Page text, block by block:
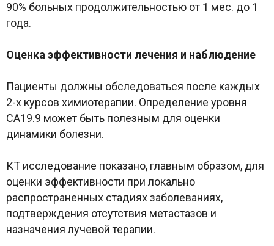
90% больных продолжительностью от 1 мес. до 1
года.
Оценка эффективности лечения и наблюдение
Пациенты должны обследоваться после каждых
2-х курсов химиотерапии. Определение уровня
CA19.9 может быть полезным для оценки
динамики болезни.
КТ исследование показано, главным образом, для
оценки эффективности при локально
распространенных стадиях заболеваниях,
подтверждения отсутствия метастазов и
назначения лучевой терапии.